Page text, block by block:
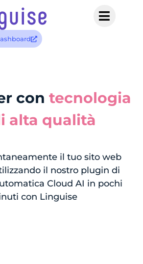
con tecnologia
alta qualità
il tuo sito web
il nostro plugin di
Cloud AI in pochi
con Linguise